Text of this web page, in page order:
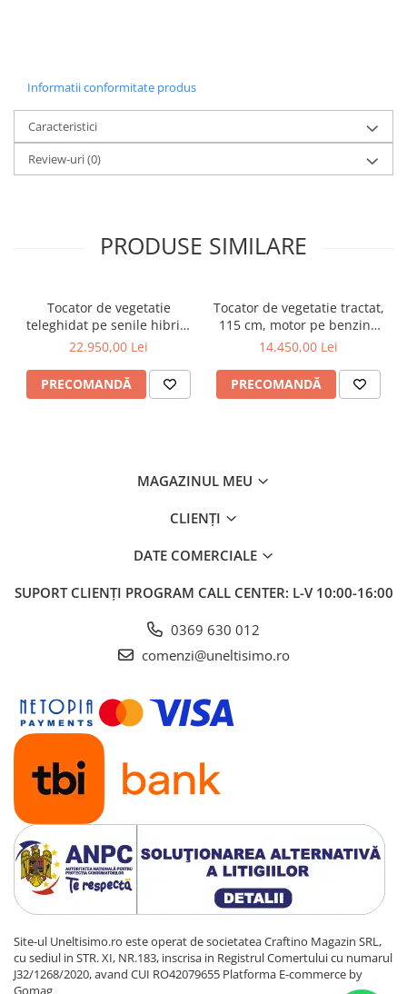
Informatii conformitate produs
Caracteristici
Review-uri(0)
PRODUSE SIMILARE
Tocator de vegetatie
teleghidat pe senile hibrid,
benzina, 120 cm, motor
RSC120PRO Hibrid
22.950,00 Lei
PRECOMANDĂ
Tocator de vegetatie tractat,
115 cm, motor pe benzina
de 15 CP, Jansen AT-120
14.450,00 Lei
PRECOMANDĂ
MAGAZINUL MEU
CLIENȚI
DATE COMERCIALE
SUPORT CLIENȚI PROGRAM CALL CENTER: L-V 10:00-16:00
0369 630 012
comenzi@uneltisimo.ro
Site-ul Uneltisimo.ro este operat de societatea Craftino Magazin SRL,
cu sediul in STR. XI, NR.183, inscrisa in Registrul Comertului cu numarul
J32/1268/2020, avand CUI RO42079655 Platforma E-commerce by
Gomag